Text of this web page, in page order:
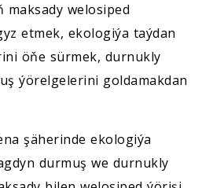
welosiped
etmek, ekologiýa taýdan
öňe sürmek, durnukly
ýörelgelerini goldamakdan
şäherinde ekologiýa
durmuş we durnukly